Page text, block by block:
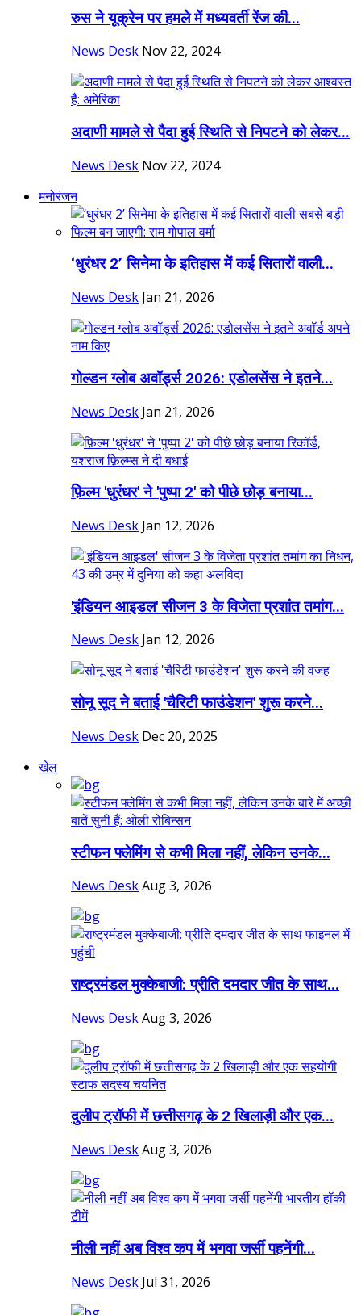
रुस ने यूक्रेन पर हमले में मध्यवर्ती रेंज की...
News Desk Nov 22, 2024
अदाणी मामले से पैदा हुई स्थिति से निपटने को लेकर...
News Desk Nov 22, 2024
मनोरंजन
‘धुरंधर 2’ सिनेमा के इतिहास में कई सितारों वाली...
News Desk Jan 21, 2026
गोल्डन ग्लोब अवॉर्ड्स 2026: एडोलसेंस ने इतने...
News Desk Jan 21, 2026
फ़िल्म 'धुरंधर' ने 'पुष्पा 2' को पीछे छोड़ बनाया...
News Desk Jan 12, 2026
'इंडियन आइडल' सीजन 3 के विजेता प्रशांत तमांग...
News Desk Jan 12, 2026
सोनू सूद ने बताई 'चैरिटी फाउंडेशन' शुरू करने...
News Desk Dec 20, 2025
खेल
स्टीफन फ्लेमिंग से कभी मिला नहीं, लेकिन उनके...
News DeskAug 3, 2026
राष्ट्रमंडल मुक्केबाजी: प्रीति दमदार जीत के साथ...
News DeskAug 3, 2026
दुलीप ट्रॉफी में छत्तीसगढ़ के 2 खिलाड़ी और एक...
News DeskAug 3, 2026
नीली नहीं अब विश्व कप में भगवा जर्सी पहनेंगी...
News Desk Jul 31, 2026